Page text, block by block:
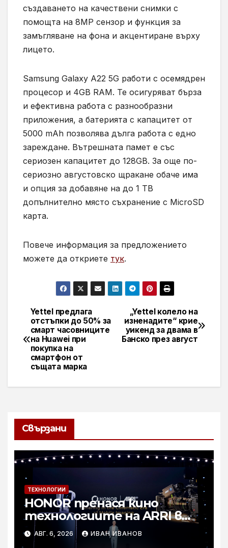
създаването на качествени снимки с
помощта на 8MP сензор и функция за
замъгляване на фона и акцентиране върху
лицето.
Samsung Galaxy A22 5G работи с осемядрен
процесор и 4GB RAM. Те осигуряват бърза
и ефективна работа с разнообразни
приложения, а батерията с капацитет от
5000 mAh позволява дълга работа с едно
зареждане. Вътрешната памет е със
сериозен капацитет до 128GB. За още по-
сериозно августовско щракане обаче има
и опция за добавяне на до 1 TB
допълнително място съхранение с MicroSD
карта.
Повече информация за предложението
можете да откриете тук.
Навигация
„Yettel колело на
изненадите“ крие
уикенд за двама в
Банско през август
Yettel предлага
отстъпки до 50% за
смарт часовниците
на Huawei при
покупка на
смартфон от
същата марка
Свързани
ТЕХНОЛОГИИ
HONOR пренася кино
технологиите на ARRI в
мобилното творчество на
събитието Imaging
АВГ. 6, 2026 ИВАН ИВАНОВ